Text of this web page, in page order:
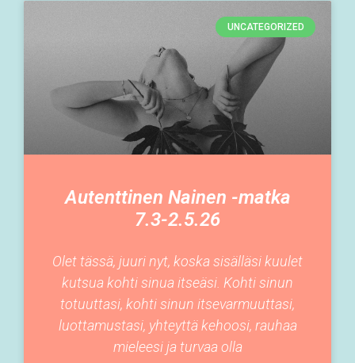
UNCATEGORIZED
Autenttinen Nainen -matka
7.3-2.5.26
Olet tässä, juuri nyt, koska sisälläsi kuulet
kutsua kohti sinua itseäsi. Kohti sinun
totuuttasi, kohti sinun itsevarmuuttasi,
luottamustasi, yhteyttä kehoosi, rauhaa
mieleesi ja turvaa olla